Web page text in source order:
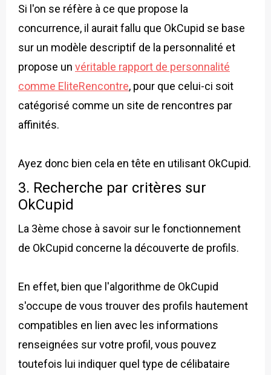
Si l'on se réfère à ce que propose la
concurrence, il aurait fallu que OkCupid se base
sur un modèle descriptif de la personnalité et
propose un véritable rapport de personnalité
comme EliteRencontre, pour que celui-ci soit
catégorisé comme un site de rencontres par
affinités.
Ayez donc bien cela en tête en utilisant OkCupid.
3. Recherche par critères sur
OkCupid
La 3ème chose à savoir sur le fonctionnement
de OkCupid concerne la découverte de profils.
En effet, bien que l'algorithme de OkCupid
s'occupe de vous trouver des profils hautement
compatibles en lien avec les informations
renseignées sur votre profil, vous pouvez
toutefois lui indiquer quel type de célibataire